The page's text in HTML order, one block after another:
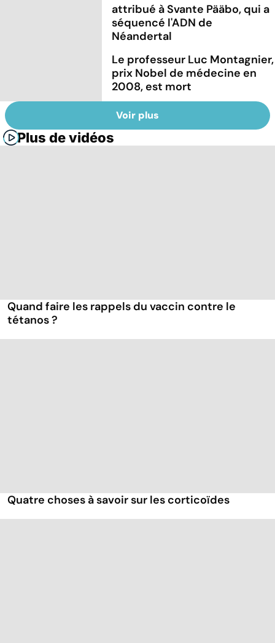
attribué à Svante Pääbo, qui a
séquencé l'ADN de
Néandertal
Le professeur Luc Montagnier,
prix Nobel de médecine en
2008, est mort
Voir plus
Plus de vidéos
Quand faire les rappels du vaccin contre le
tétanos ?
Quatre choses à savoir sur les corticoïdes